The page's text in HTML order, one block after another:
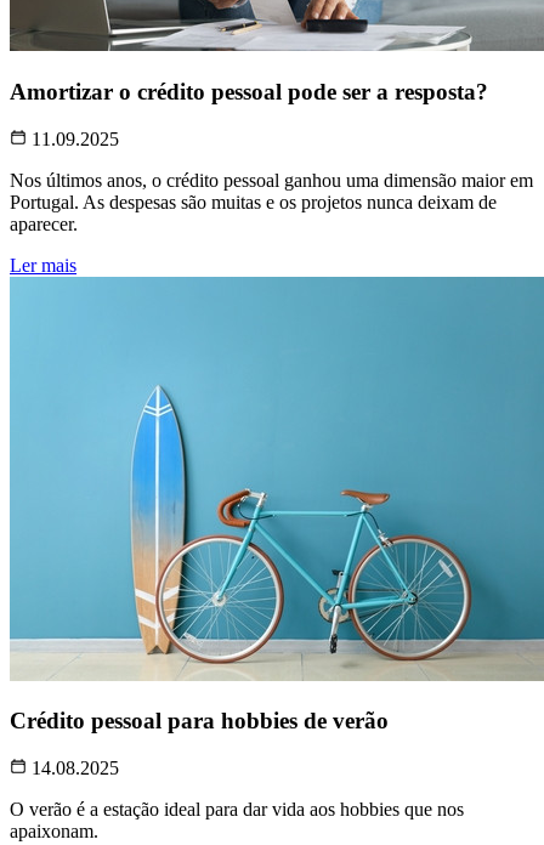
Amortizar o crédito pessoal pode ser a resposta?
11.09.2025
Nos últimos anos, o crédito pessoal ganhou uma dimensão maior em
Portugal. As despesas são muitas e os projetos nunca deixam de
aparecer.
Ler mais
Crédito pessoal para hobbies de verão
14.08.2025
O verão é a estação ideal para dar vida aos hobbies que nos
apaixonam.